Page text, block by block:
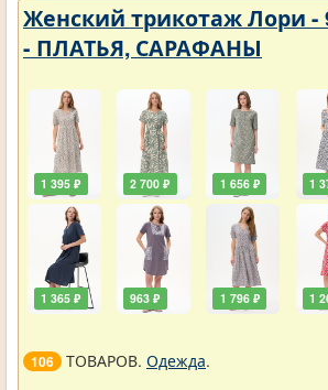
Женский трикотаж Лори -
- ПЛАТЬЯ, САРАФАНЫ
1 395 ₽
1 365 ₽
2 700 ₽
963 ₽
1 656 ₽
1 796 ₽
1
1
106 ТОВАРОВ. Одежда.